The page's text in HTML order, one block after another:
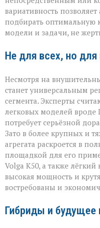
вариативность
подбирать оптимальную
модели и задачи, не
Не для всех, но
Несмотря на
станет универсальным
сегмента. Эксперты
легковых моделей вроде
потребует серьёзной
Зато в более крупных и
агрегата раскроется в
площадкой для его
Volga К50, а также
высокая мощность и
востребованы и
Гибриды и будущее